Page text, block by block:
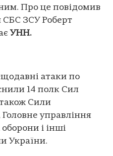
Про це повідомив
СБС ЗСУ Роберт
УНН.
атаки по
14 полк Сил
Сили
управління
і інші
України.